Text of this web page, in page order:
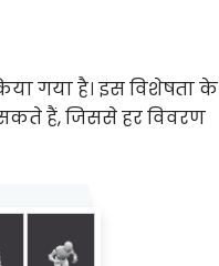
गया है। इस विशेषता के
हैं, जिससे हर विवरण